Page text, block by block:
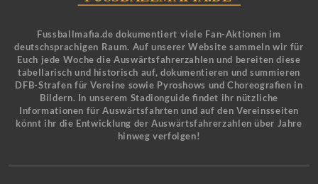
Fussballmafia.de dokumentiert viele Fan-Aktionen im
deutschsprachigen Raum. Auf unserer Website sammeln wir für
Euch jede Woche die Auswärtsfahrerzahlen und bereiten diese
tabellarisch und historisch auf, dokumentieren und summieren
DFB-Strafen für Vereine sowie Pyroshows und Choreografien in
Bildern. In unserem Stadionguide findet ihr nützliche
Informationen für Auswärtsfahrten und auf den Vereinsseiten
könnt ihr die Entwicklung der Auswärtsfahrerzahlen über Jahre
hinweg verfolgen!